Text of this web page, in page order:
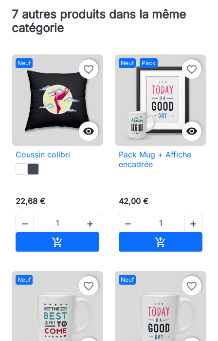
7 autres produits dans la même
catégorie
Neuf

favorite_border
Coussin colibri
22,68 €
 

Neuf Pack

favorite_border
Pack Mug + Affiche
encadrée
42,00 €
 

Neuf
favorite_border
Neuf
favorite_border